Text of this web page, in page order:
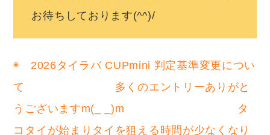
お待ちしております(^^)/
◉ 2026タイラバ CUPmini 判定基準変更につい
て 多くのエントリーありがと
うございますm(_ _)m タ
コタイが始まりタイを狙える時間が少なくなり